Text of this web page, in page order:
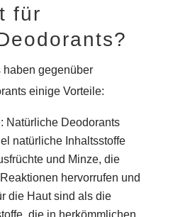
für
haben gegenüber
einige Vorteile:
Natürliche Deodorants
natürliche Inhaltsstoffe
und Minze, die
hervorrufen und
die Haut sind als die
die in herkömmlichen